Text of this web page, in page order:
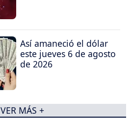
Así amaneció el dólar
este jueves 6 de agosto
de 2026
VER MÁS +